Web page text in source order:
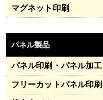
マグネット印刷
パネル製品
パネル印刷・パネル加工
フリーカットパネル印刷